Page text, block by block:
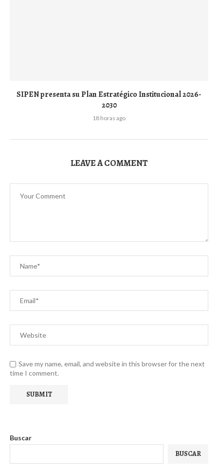
SIPEN presenta su Plan Estratégico Institucional 2026-
2030
18 horas ago
LEAVE A COMMENT
Save my name, email, and website in this browser for the next
time I comment.
Buscar
BUSCAR